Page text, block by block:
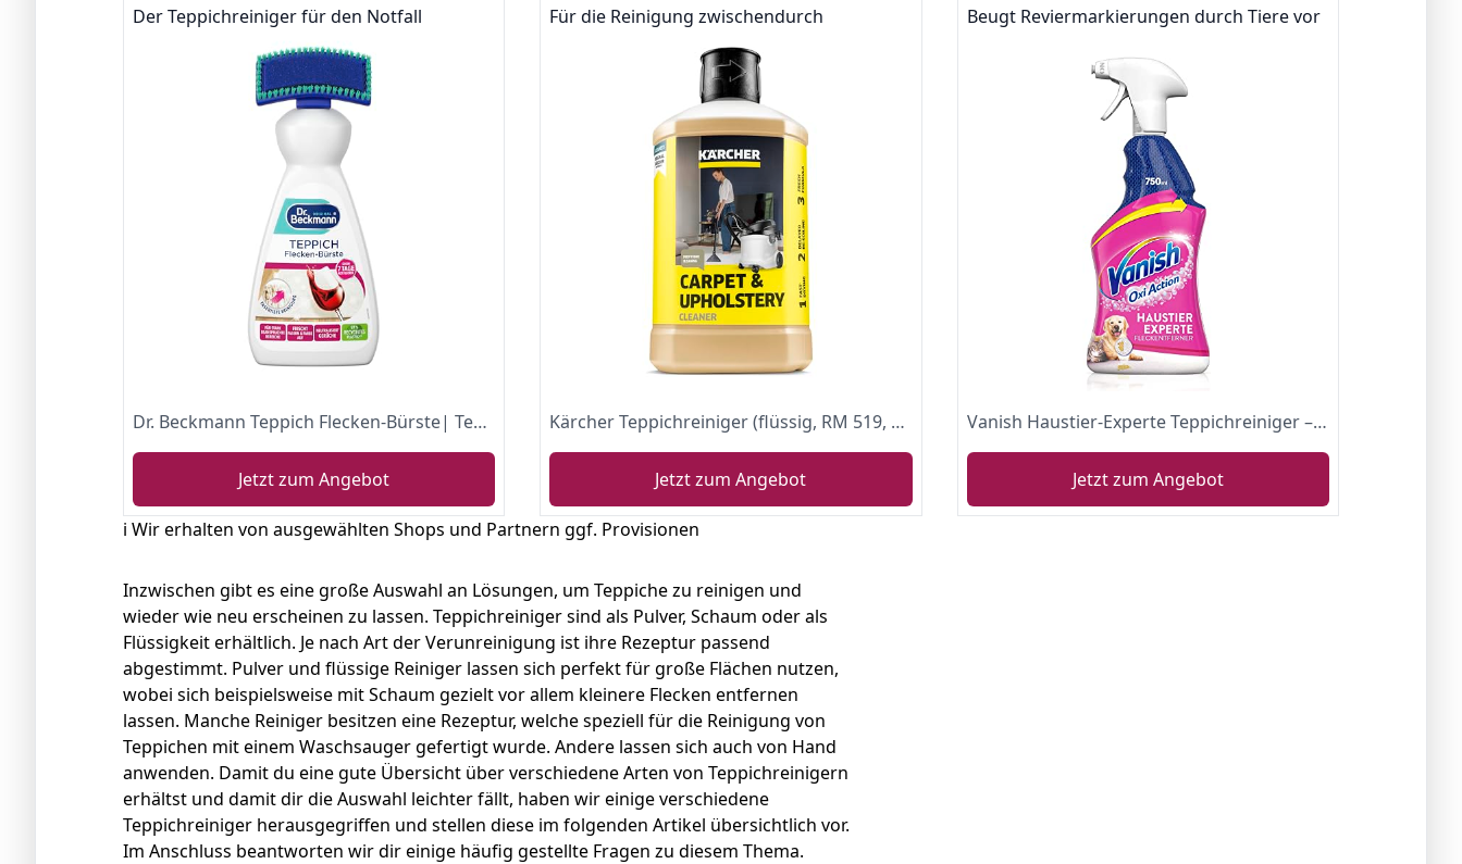
Der Teppichreiniger für den Notfall
Dr. Beckmann Teppich Flecken-Bürste| Teppichreiniger zur Entfernung selbst hartnäckiger Flecken und Gerüche |inkl. Bürstenapplikator (650 ml)
Jetzt zum Angebot
Für die Reinigung zwischendurch
Kärcher Teppichreiniger (flüssig, RM 519, 1 Liter)
Jetzt zum Angebot
Beugt Reviermarkierungen durch Tiere vor
Vanish Haustier-Experte Teppichreiniger – Reinigungsspray zur Teppich- & Polsterpflege – Gegen Schmutz & Geruch nach Urin – Punktuelle Fleckentfernung – 1 x 750 ml
Jetzt zum Angebot
ℹ️ Wir erhalten von ausgewählten Shops und Partnern ggf. Provisionen
Inzwischen gibt es eine große Auswahl an Lösungen, um Teppiche zu reinigen und
wieder wie neu erscheinen zu lassen. Teppichreiniger sind als Pulver, Schaum oder als
Flüssigkeit erhältlich. Je nach Art der Verunreinigung ist ihre Rezeptur passend
abgestimmt. Pulver und flüssige Reiniger lassen sich perfekt für große Flächen nutzen,
wobei sich beispielsweise mit Schaum gezielt vor allem kleinere Flecken entfernen
lassen. Manche Reiniger besitzen eine Rezeptur, welche speziell für die Reinigung von
Teppichen mit einem Waschsauger gefertigt wurde. Andere lassen sich auch von Hand
anwenden. Damit du eine gute Übersicht über verschiedene Arten von Teppichreinigern
erhältst und damit dir die Auswahl leichter fällt, haben wir einige verschiedene
Teppichreiniger herausgegriffen und stellen diese im folgenden Artikel übersichtlich vor.
Im Anschluss beantworten wir dir einige häufig gestellte Fragen zu diesem Thema.